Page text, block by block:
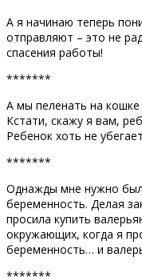
А я начинаю теперь
отправляют – это не
спасения работы!
*******
А мы пеленать на кошке
Кстати, скажу я вам,
Ребенок хоть не
*******
Однажды мне нужно
беременность. Делая
просила купить
окружающих, когда я
беременность… и